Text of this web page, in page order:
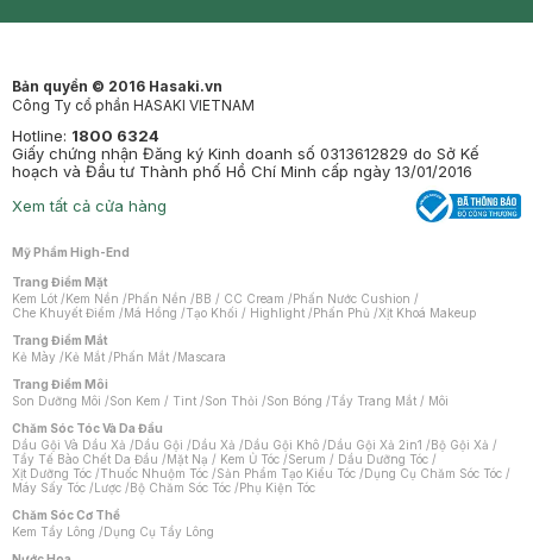
Bản quyền © 2016 Hasaki.vn
Công Ty cổ phần HASAKI VIETNAM
Hotline: 1800 6324
Giấy chứng nhận Đăng ký Kinh doanh số 0313612829 do Sở Kế
hoạch và Đầu tư Thành phố Hồ Chí Minh cấp ngày 13/01/2016
Xem tất cả cửa hàng
Mỹ Phẩm High-End
Trang Điểm Mặt
Kem Lót /Kem Nền /Phấn Nền /BB / CC Cream /Phấn Nước Cushion /
Che Khuyết Điểm /Má Hồng /Tạo Khối / Highlight /Phấn Phủ /Xịt Khoá Makeup
Trang Điểm Mắt
Kẻ Mày /Kẻ Mắt /Phấn Mắt /Mascara
Trang Điểm Môi
Son Dưỡng Môi /Son Kem / Tint /Son Thỏi /Son Bóng /Tẩy Trang Mắt / Môi
Chăm Sóc Tóc Và Da Đầu
Dầu Gội Và Dầu Xả /Dầu Gội /Dầu Xả /Dầu Gội Khô /Dầu Gội Xả 2in1 /Bộ Gội Xả /
Tẩy Tế Bào Chết Da Đầu /Mặt Nạ / Kem Ủ Tóc /Serum / Dầu Dưỡng Tóc /
Xịt Dưỡng Tóc /Thuốc Nhuộm Tóc /Sản Phẩm Tạo Kiểu Tóc /Dụng Cụ Chăm Sóc Tóc /
Máy Sấy Tóc /Lược /Bộ Chăm Sóc Tóc /Phụ Kiện Tóc
Chăm Sóc Cơ Thể
Kem Tẩy Lông /Dụng Cụ Tẩy Lông